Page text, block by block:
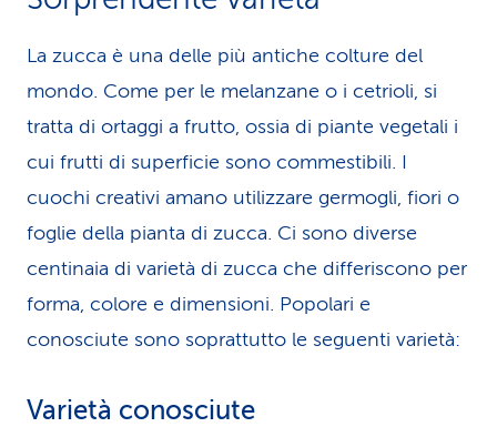
La zucca è una delle più antiche colture del
mondo. Come per le melanzane o i cetrioli, si
tratta di ortaggi a frutto, ossia di piante vegetali i
cui frutti di superficie sono commestibili. I
cuochi creativi amano utilizzare germogli, fiori o
foglie della pianta di zucca. Ci sono diverse
centinaia di varietà di zucca che differiscono per
forma, colore e dimensioni. Popolari e
conosciute sono soprattutto le seguenti varietà:
Varietà conosciute